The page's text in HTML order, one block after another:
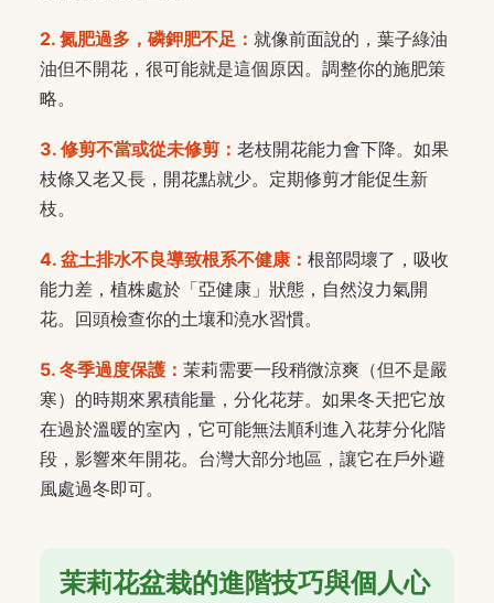
2. 氮肥過多，磷鉀肥不足： 就像前面說的，葉子綠油
油但不開花，很可能就是這個原因。調整你的施肥策
略。
3. 修剪不當或從未修剪： 老枝開花能力會下降。如果
枝條又老又長，開花點就少。定期修剪才能促生新
枝。
4. 盆土排水不良導致根系不健康： 根部悶壞了，吸收
能力差，植株處於「亞健康」狀態，自然沒力氣開
花。回頭檢查你的土壤和澆水習慣。
5. 冬季過度保護： 茉莉需要一段稍微涼爽（但不是嚴
寒）的時期來累積能量，分化花芽。如果冬天把它放
在過於溫暖的室內，它可能無法順利進入花芽分化階
段，影響來年開花。台灣大部分地區，讓它在戶外避
風處過冬即可。
茉莉花盆栽的進階技巧與個人心